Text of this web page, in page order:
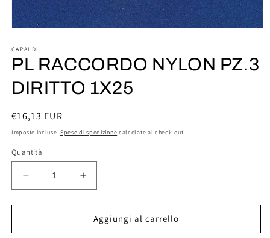
multimediali
1
in
modale
CAPALDI
PL RACCORDO NYLON PZ.3
DIRITTO 1X25
Prezzo
di
€16,13 EUR
Imposte incluse. Spese di spedizione calcolate al check-out.
Quantità
Diminuisci
quantità
per
RACCORDO
Aumenta
quantità
per
PL
RACCORDO
Aggiungi al carrello